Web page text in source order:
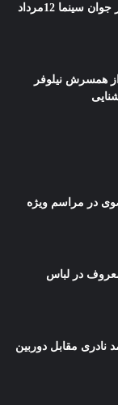
درگذشت مریم همتیان بازیگر جوان سینما 12مرداد
همسرش نیلوفر
در مراسم ویژه
در لباس
نادری مقابل دوربین